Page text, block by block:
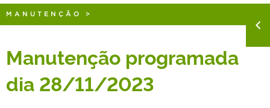
OUVIDORIA
TELEFONES
MANUTENÇÃO >
Manutenção programada
dia 28/11/2023